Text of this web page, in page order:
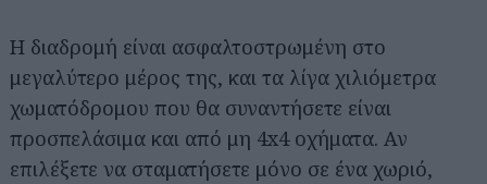
Η διαδρομή είναι ασφαλτοστρωμένη στο
μεγαλύτερο μέρος της, και τα λίγα χιλιόμετρα
χωματόδρομου που θα συναντήσετε είναι
προσπελάσιμα και από μη 4x4 οχήματα. Αν
επιλέξετε να σταματήσετε μόνο σε ένα χωριό,